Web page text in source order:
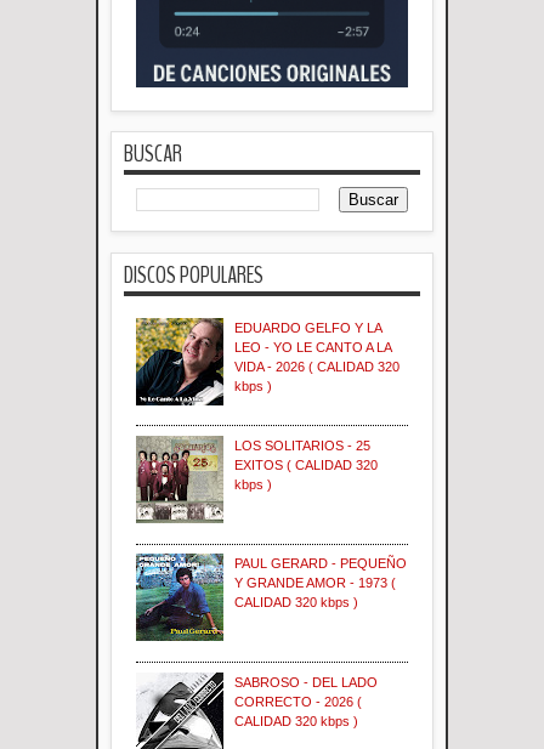
BUSCAR
DISCOS POPULARES
EDUARDO GELFO Y LA
LEO - YO LE CANTO A LA
VIDA - 2026 ( CALIDAD 320
kbps )
LOS SOLITARIOS - 25
EXITOS ( CALIDAD 320
kbps )
PAUL GERARD - PEQUEÑO
Y GRANDE AMOR - 1973 (
CALIDAD 320 kbps )
SABROSO - DEL LADO
CORRECTO - 2026 (
CALIDAD 320 kbps )